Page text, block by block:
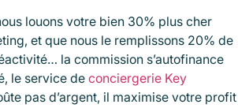
louons votre bien 30% plus cher
et que nous le remplissons 20% de
la commission s’autofinance
le service de conciergerie Key
pas d’argent, il maximise votre profit